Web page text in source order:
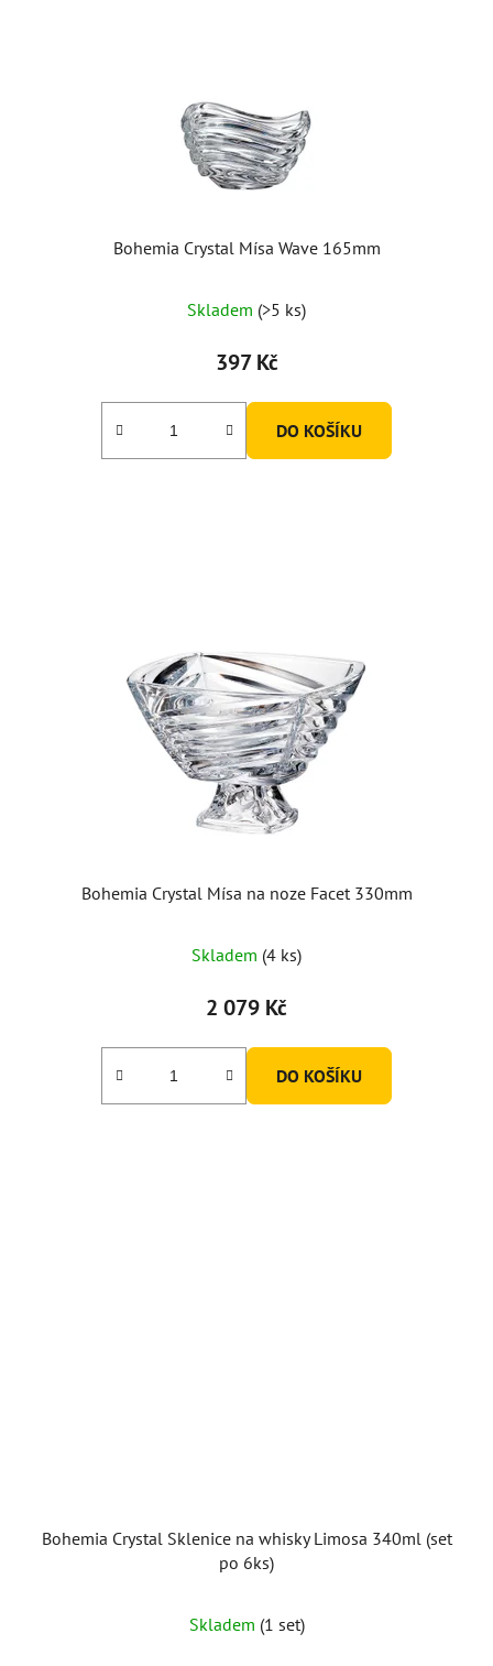
Bohemia Crystal Mísa Wave 165mm
Skladem (>5 ks)
397 Kč
DO KOŠÍKU
Bohemia Crystal Mísa na noze Facet 330mm
Skladem (4 ks)
2 079 Kč
DO KOŠÍKU
Bohemia Crystal Sklenice na whisky Limosa 340ml (set
po 6ks)
Skladem (1 set)